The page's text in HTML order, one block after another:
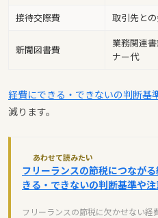
接待交際費 取引先と
新聞図書費
業務関連
ナー代
経費にできる・できないの判断基
減ります。
あわせて読みたい
フリーランスの節税につなが
きる・できないの判断基準や
フリーランスの節税に欠かせない